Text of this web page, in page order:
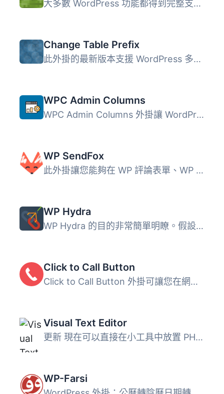
大多數 WordPress 功能都得到完整支援： 超過5萬行可以匯入/...
Change Table Prefix
此外掛的最新版本支援 WordPress 多站點安裝，可在此處下載。...
WPC Admin Columns
WPC Admin Columns 外掛讓 WordPress 的線上商店管理變得更加...
WP SendFox
此外掛讓您能夠在 WP 評論表單、WP 註冊表單、WooCommerce 結...
WP Hydra
WP Hydra 的目的非常簡單明瞭。假設您擁有一個 WordPress 網...
Click to Call Button
Click to Call Button 外掛可讓您在網站上添加小浮動按鈕，讓...
Visual Text Editor
更新 現在可以直接在小工具中放置 PHP 代碼，或使用 [vphp][...
WP-Farsi